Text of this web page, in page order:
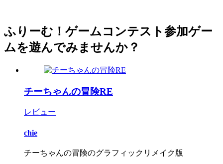
ふりーむ！ゲームコンテスト参加ゲー
ムを遊んでみませんか？
チーちゃんの冒険RE
レビュー
chie
チーちゃんの冒険のグラフィックリメイク版